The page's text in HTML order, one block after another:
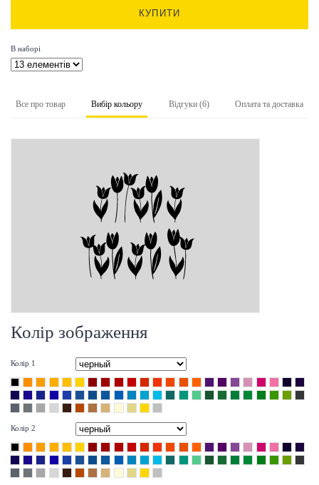
КУПИТИ
В наборі
Все про товар Вибір кольору Відгуки (6) Оплата та доставка
Колір зображення
Колір 1
Колір 2